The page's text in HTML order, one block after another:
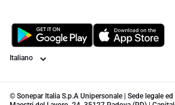
Lingua
© Sonepar Italia S.p.A Unipersonale | Sede legale